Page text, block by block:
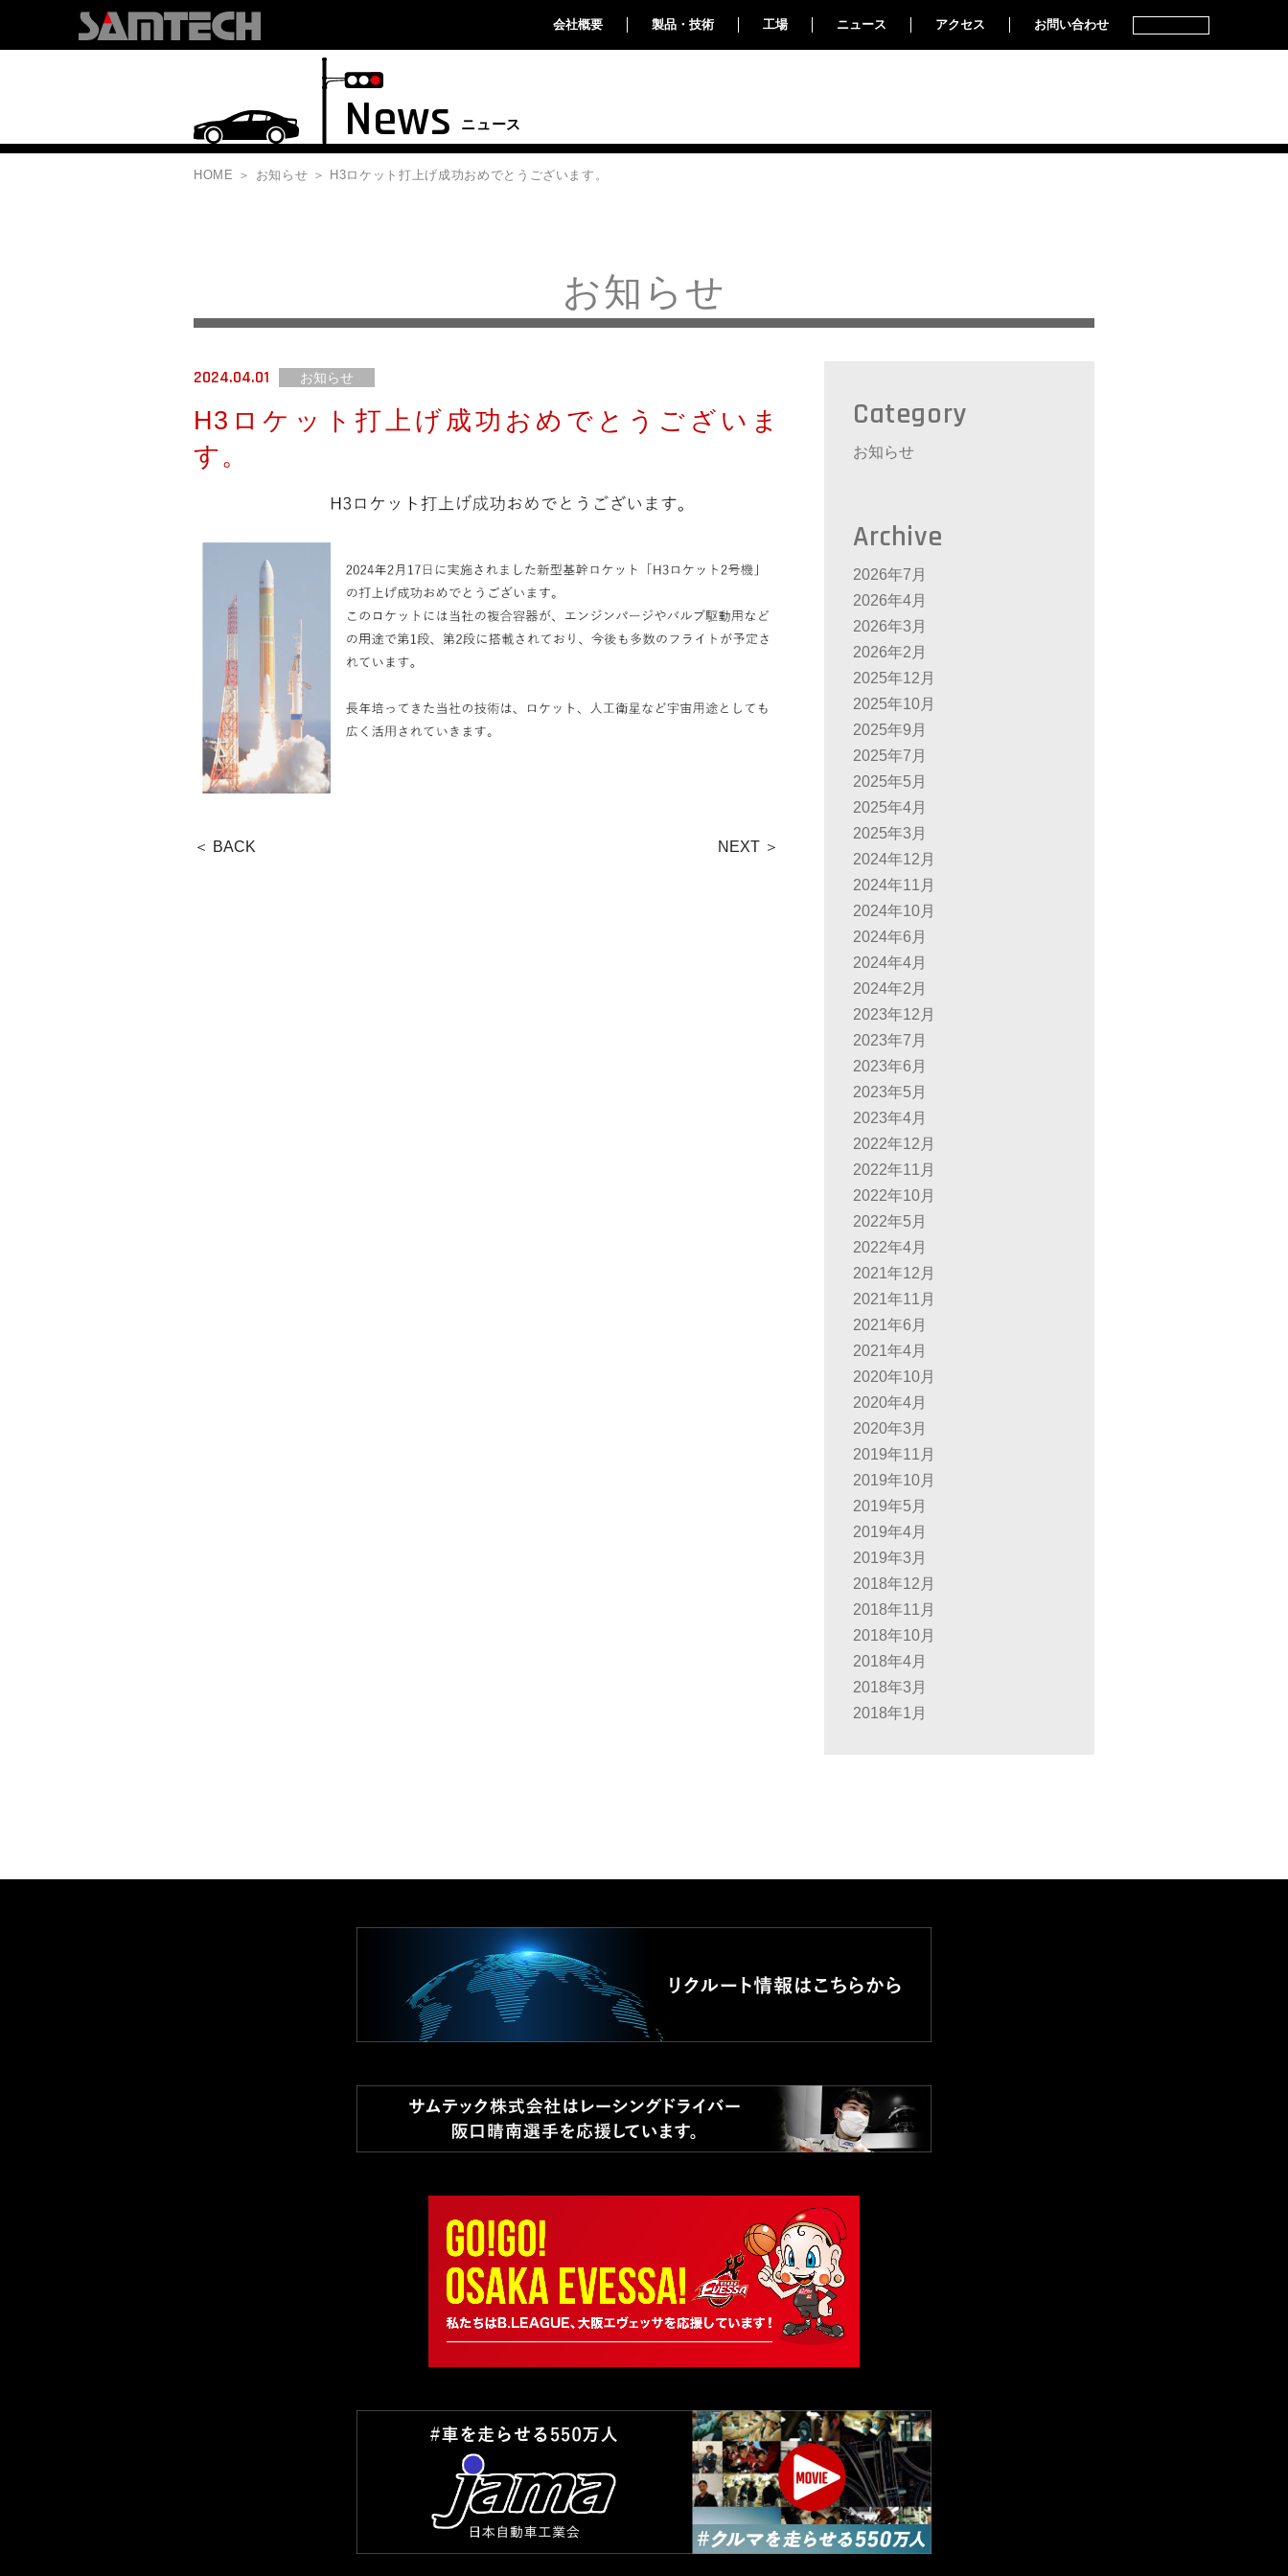
会社概要 製品・技術 工場 ニュース アクセス お問い合わせ
ニュース
News
HOME お知らせ H3ロケット打上げ成功おめでとうございます。
お知らせ
2024.04.01 お知らせ
H3ロケット打上げ成功おめでとうございま
す。
＜ BACK NEXT ＞
Category
お知らせ
Archive
2026年7月
2026年4月
2026年3月
2026年2月
2025年12月
2025年10月
2025年9月
2025年7月
2025年5月
2025年4月
2025年3月
2024年12月
2024年11月
2024年10月
2024年6月
2024年4月
2024年2月
2023年12月
2023年7月
2023年6月
2023年5月
2023年4月
2022年12月
2022年11月
2022年10月
2022年5月
2022年4月
2021年12月
2021年11月
2021年6月
2021年4月
2020年10月
2020年4月
2020年3月
2019年11月
2019年10月
2019年5月
2019年4月
2019年3月
2018年12月
2018年11月
2018年10月
2018年4月
2018年3月
2018年1月